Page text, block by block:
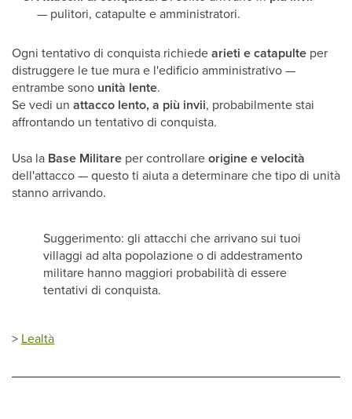
— pulitori, catapulte e amministratori.
Ogni tentativo di conquista richiedearieti e catapulte per
distruggere le tue mura e l'edificio amministrativo —
entrambe sono unità lente.
Se vedi un attacco lento, a più invii, probabilmente stai
affrontando un tentativo di conquista.
Usa la Base Militare per controllareorigine e velocità
dell'attacco — questo ti aiuta a determinare che tipo di unità
stanno arrivando.
Suggerimento: gli attacchi che arrivano sui tuoi
villaggi ad alta popolazione o di addestramento
militare hanno maggiori probabilità di essere
tentativi di conquista.
> Lealtà